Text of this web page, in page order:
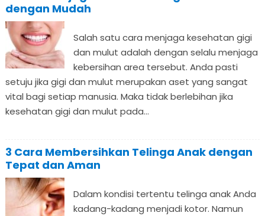
dengan Mudah
Salah satu cara menjaga kesehatan gigi
dan mulut adalah dengan selalu menjaga
kebersihan area tersebut. Anda pasti
setuju jika gigi dan mulut merupakan aset yang sangat
vital bagi setiap manusia. Maka tidak berlebihan jika
kesehatan gigi dan mulut pada...
3 Cara Membersihkan Telinga Anak dengan
Tepat dan Aman
Dalam kondisi tertentu telinga anak Anda
kadang-kadang menjadi kotor. Namun